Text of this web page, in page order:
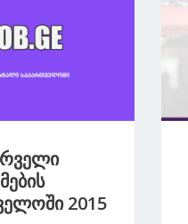
2015